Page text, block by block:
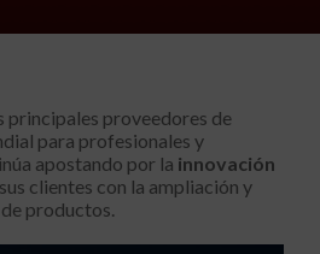
principales proveedores de
para profesionales y
apostando por la innovación
clientes con la ampliación y
productos.